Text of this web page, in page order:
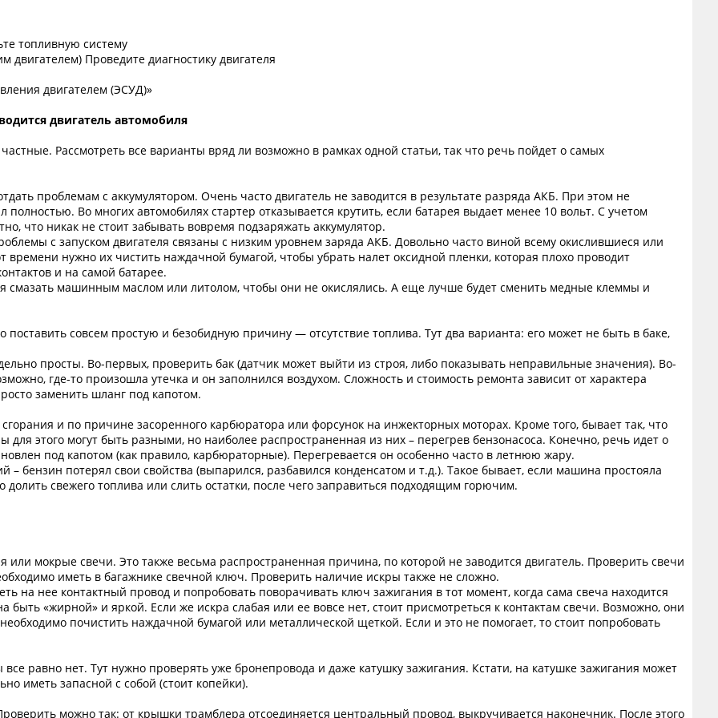
топливную систему
двигателем) Проведите диагностику двигателя
двигателем (ЭСУД)»
двигатель автомобиля
Рассмотреть все варианты вряд ли возможно в рамках одной статьи, так что речь пойдет о самых
проблемам с аккумулятором. Очень часто двигатель не заводится в результате разряда АКБ. При этом не
полностью. Во многих автомобилях стартер отказывается крутить, если батарея выдает менее 10 вольт. С учетом
что никак не стоит забывать вовремя подзаряжать аккумулятор.
с запуском двигателя связаны с низким уровнем заряда АКБ. Довольно часто виной всему окислившиеся или
нужно их чистить наждачной бумагой, чтобы убрать налет оксидной пленки, которая плохо проводит
и на самой батарее.
смазать машинным маслом или литолом, чтобы они не окислялись. А еще лучше будет сменить медные клеммы и
поставить совсем простую и безобидную причину — отсутствие топлива. Тут два варианта: его может не быть в баке,
просты. Во-первых, проверить бак (датчик может выйти из строя, либо показывать неправильные значения). Во-
где-то произошла утечка и он заполнился воздухом. Сложность и стоимость ремонта зависит от характера
заменить шланг под капотом.
и по причине засоренного карбюратора или форсунок на инжекторных моторах. Кроме того, бывает так, что
этого могут быть разными, но наиболее распространенная из них – перегрев бензонасоса. Конечно, речь идет о
под капотом (как правило, карбюраторные). Перегревается он особенно часто в летнюю жару.
– бензин потерял свои свойства (выпарился, разбавился конденсатом и т.д.). Такое бывает, если машина простояла
долить свежего топлива или слить остатки, после чего заправиться подходящим горючим.
или мокрые свечи. Это также весьма распространенная причина, по которой не заводится двигатель. Проверить свечи
иметь в багажнике свечной ключ. Проверить наличие искры также не сложно.
на нее контактный провод и попробовать поворачивать ключ зажигания в тот момент, когда сама свеча находится
быть «жирной» и яркой. Если же искра слабая или ее вовсе нет, стоит присмотреться к контактам свечи. Возможно, они
почистить наждачной бумагой или металлической щеткой. Если и это не помогает, то стоит попробовать
равно нет. Тут нужно проверять уже бронепровода и даже катушку зажигания. Кстати, на катушке зажигания может
иметь запасной с собой (стоит копейки).
можно так: от крышки трамблера отсоединяется центральный провод, выкручивается наконечник. После этого